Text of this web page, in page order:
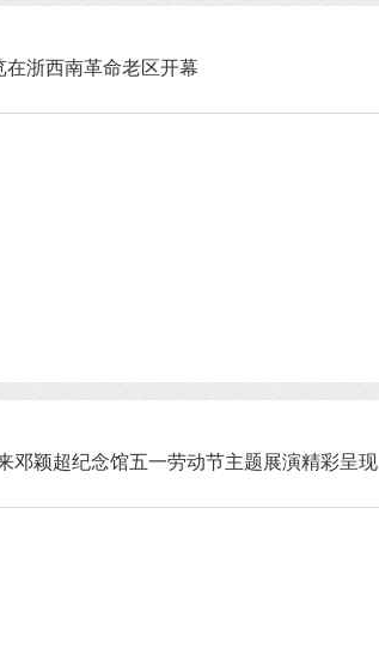
在浙西南革命老区开幕
颖超纪念馆五一劳动节主题展演精彩呈现